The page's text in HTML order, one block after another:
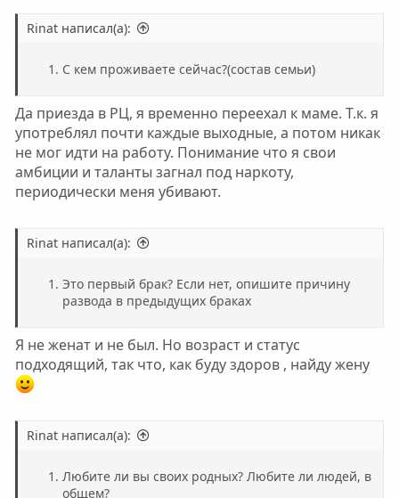
Rinat написал(а):
С кем проживаете сейчас?(состав семьи)
Да приезда в РЦ, я временно переехал к маме. Т.к. я
употреблял почти каждые выходные, а потом никак
не мог идти на работу. Понимание что я свои
амбиции и таланты загнал под наркоту,
периодически меня убивают.
Rinat написал(а):
Это первый брак? Если нет, опишите причину
развода в предыдущих браках
Я не женат и не был. Но возраст и статус
подходящий, так что, как буду здоров , найду жену
Rinat написал(а):
Любите ли вы своих родных? Любите ли людей, в
общем?